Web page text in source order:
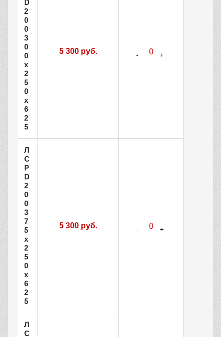
D
2
0
0
3
0
0
х
2
5
0
х
6
2
5
5 300 руб.
Л
С
Р
D
2
0
0
3
7
5
х
2
5
0
х
6
2
5
5 300 руб.
Л
С